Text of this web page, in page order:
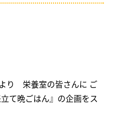
り 栄養室の皆さんに ご
て晩ごはん』の企画をス